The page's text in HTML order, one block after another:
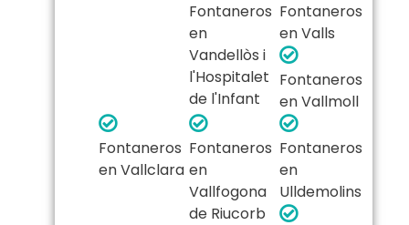
Fontaneros
en
Vandellòs i
l'Hospitalet
de l'Infant
Fontaneros
en Valls
Fontaneros
en Vallmoll
Fontaneros
en Vallclara
Fontaneros
en
Vallfogona
de Riucorb
Fontaneros
en
Ulldemolins